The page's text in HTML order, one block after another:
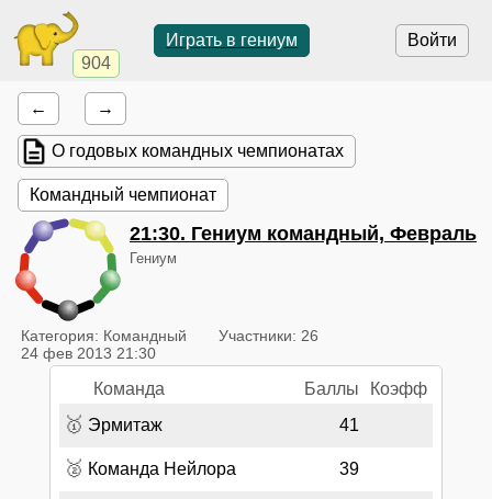
904
Войти
Играть в гениум
← →
О годовых командных чемпионатах
Командный чемпионат
21:30. Гениум командный, Февраль
Гениум
Категория: Командный
Участники: 26
24 фев 2013 21:30
Команда Баллы Коэфф
🥇 Эрмитaж 41
🥈 Команда Нейлора 39